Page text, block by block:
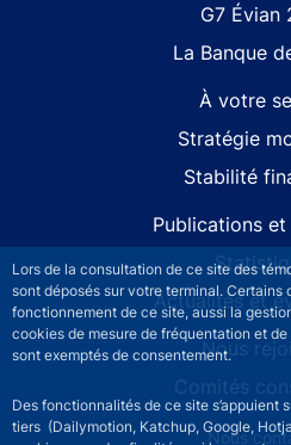
Lors de la consultation de ce site des
sont déposés sur votre terminal. Certains
fonctionnement de ce site, aussi la
cookies de mesure de fréquentation et
sont exemptés de consentement.
Des fonctionnalités de ce site s’appuient
tiers (Dailymotion, Katchup, Google,
G7 Évian
La Banque
À votre
Stratégie
Stabilité
Publications
Actualités et
Nous
Comités
Footer secondary menu
Nous